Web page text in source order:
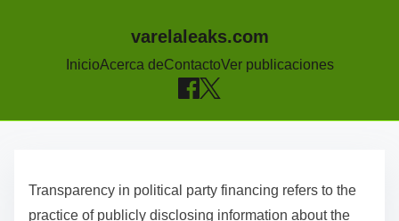
varelaleaks.com
InicioAcerca deContactoVer publicaciones
Transparency in political party financing refers to the
practice of publicly disclosing information about the